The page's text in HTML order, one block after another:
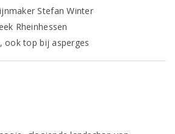
Stefan Winter
Rheinhessen
ook top bij asperges